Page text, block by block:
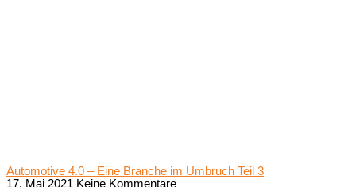
Automotive 4.0 – Eine Branche im Umbruch Teil 3
17. Mai 2021 Keine Kommentare